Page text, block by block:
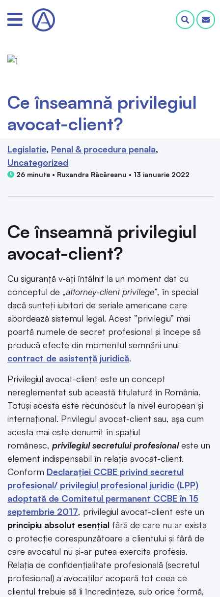
Ce înseamnă privilegiul
avocat-client?
Legislatie Penal & procedura penala
Uncategorized
26 minute • Ruxandra Răcăreanu • 13 ianuarie 2022
Ce înseamnă privilegiul
avocat-client?
Cu siguranță v-ați întâlnit la un moment dat cu
conceptul de „attorney-client privilege”, în special
dacă sunteți iubitori de seriale americane care
abordează sistemul legal. Acest ”privilegiu” mai
poartă numele de secret profesional și începe să
producă efecte din momentul semnării unui
contract de asistență juridică.
Privilegiul avocat-client este un concept
nereglementat sub această titulatură în România.
Totuși acesta este recunoscut la nivel european și
internațional. Privilegiul avocat-client sau, așa cum
acesta mai este denumit în spațiul
românesc, privilegiul secretuluiprofesional este un
element indispensabil în relația avocat-client.
Conform Declarației CCBE privind secretul
profesional/ privilegiul profesional juridic (LPP)
adoptată de Comitetul permanent CCBE în 15
septembrie 2017, privilegiul avocat-client este un
principiu absolut esențial fără de care nu ar exista
o protecție corespunzătoare a clientului și fără de
care avocatul nu și-ar putea exercita profesia.
Relația de confidențialitate profesională (secretul
profesional) a avocaților acoperă tot ceea ce
clientul trebuie să îi încredințeze, sub orice formă,